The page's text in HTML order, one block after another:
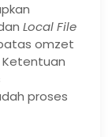
Local File
omzet
proses